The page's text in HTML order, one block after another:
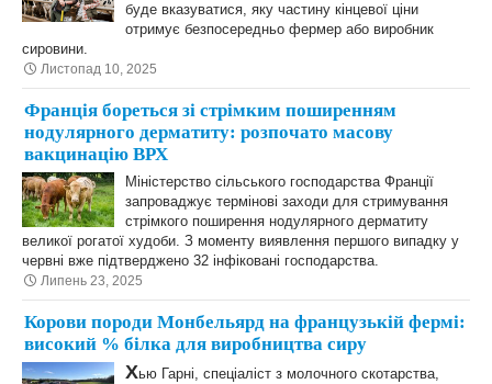
буде вказуватися, яку частину кінцевої ціни
отримує безпосередньо фермер або виробник
сировини.
Листопад 10, 2025
Франція бореться зі стрімким поширенням
нодулярного дерматиту: розпочато масову
вакцинацію ВРХ
Міністерство сільського господарства Франції
запроваджує термінові заходи для стримування
стрімкого поширення нодулярного дерматиту
великої рогатої худоби. З моменту виявлення першого випадку у
червні вже підтверджено 32 інфіковані господарства.
Липень 23, 2025
Корови породи Монбельярд на французькій фермі:
високий % білка для виробництва сиру
Хью Гарні, спеціаліст з молочного скотарства,